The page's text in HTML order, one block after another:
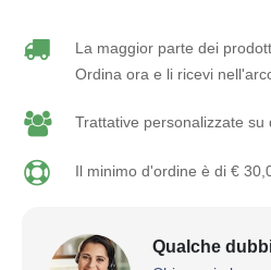
La maggior parte dei
Ordina ora e li ricevi
Trattative personalizzate su
Il minimo d'ordine è di €
Qualche